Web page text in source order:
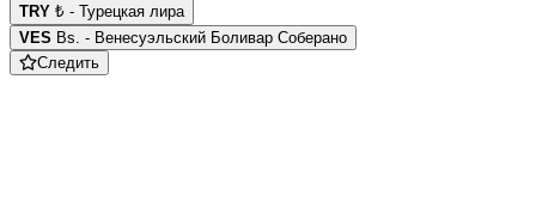
TRY ₺ - Турецкая лира
VES Bs. - Венесуэльский Боливар Соберано
Следить